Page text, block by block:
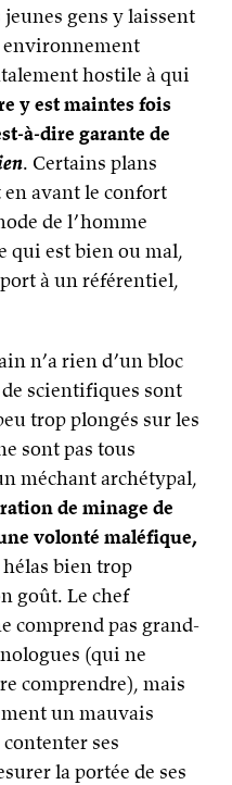
gens y laissent
environnement
hostile à qui
y est maintes fois
à-dire garante de
. Certains plans
avant le confort
de l’homme
qui est bien ou mal,
à un référentiel,
n’a rien d’un bloc
scientifiques sont
trop plongés sur les
sont pas tous
méchant archétypal,
de minage de
volonté maléfique,
bien trop
goût. Le chef
comprend pas grand-
(qui ne
comprendre), mais
un mauvais
ses
la portée de ses